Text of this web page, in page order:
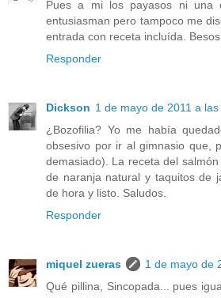
Pues a mi los payasos ni una
entusiasman pero tampoco me
entrada con receta incluída. Besos.
Responder
Dickson 1 de mayo de 2011 a las
¿Bozofilia? Yo me había
obsesivo por ir al gimnasio que,
demasiado). La receta del
de naranja natural y taquitos de
de hora y listo. Saludos.
Responder
miquel zueras
1 de mayo de
Qué pillina, Sincopada... pues